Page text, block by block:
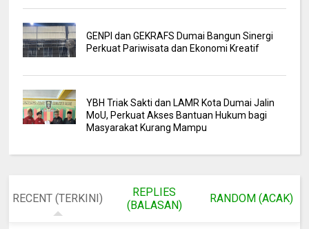
GENPI dan GEKRAFS Dumai Bangun Sinergi
Perkuat Pariwisata dan Ekonomi Kreatif
YBH Triak Sakti dan LAMR Kota Dumai Jalin
MoU, Perkuat Akses Bantuan Hukum bagi
Masyarakat Kurang Mampu
RECENT (TERKINI)
REPLIES
(BALASAN)
RANDOM (ACAK)